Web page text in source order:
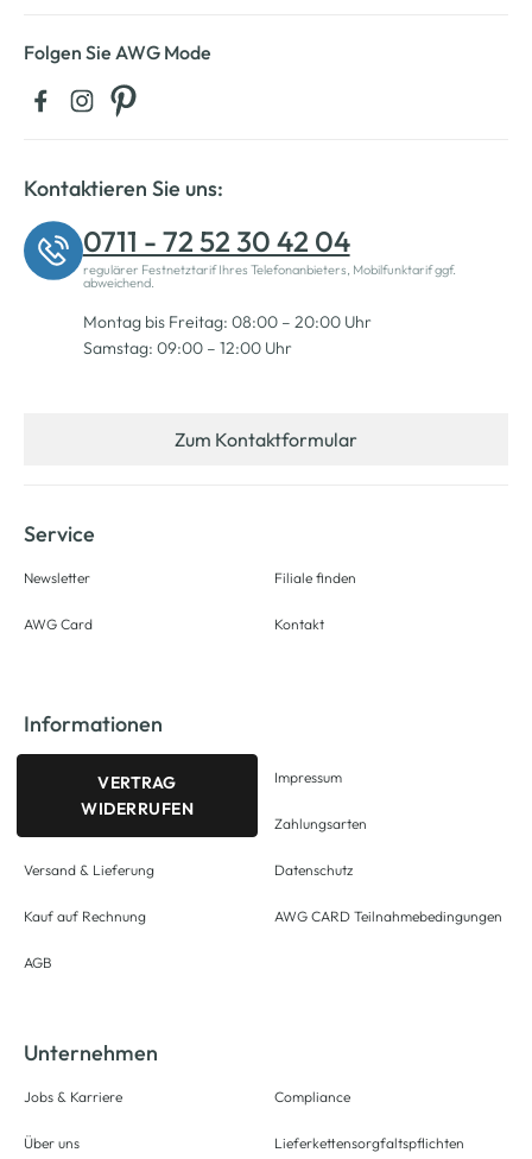
Folgen Sie AWG Mode
Kontaktieren Sie uns:
0711 - 72 52 30 42 04
regulärer Festnetztarif Ihres Telefonanbieters, Mobilfunktarif ggf.
abweichend.
Montag bis Freitag: 08:00 – 20:00 Uhr
Samstag: 09:00 – 12:00 Uhr
Zum Kontaktformular
Service
Newsletter
AWG Card
Filiale finden
Kontakt
Informationen
VERTRAG
WIDERRUFEN
Versand & Lieferung
Kauf auf Rechnung
AGB
Impressum
Zahlungsarten
Datenschutz
AWG CARD Teilnahmebedingungen
Unternehmen
Jobs & Karriere
Über uns
Compliance
Lieferkettensorgfaltspflichten